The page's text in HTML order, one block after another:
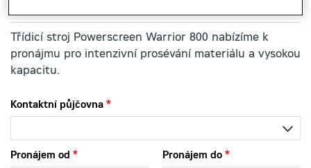
Třídicí stroj Powerscreen Warrior 800 nabízíme k
pronájmu pro intenzivní prosévání materiálu a vysokou
kapacitu.
Kontaktní půjčovna
Pronájem od Pronájem do